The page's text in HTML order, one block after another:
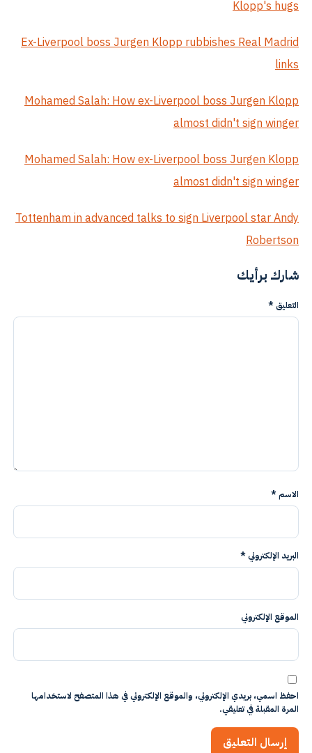
Klopp's hugs
Ex-Liverpool boss Jurgen Klopp rubbishes Real Madrid
links
Mohamed Salah: How ex-Liverpool boss Jurgen Klopp
almost didn't sign winger
Mohamed Salah: How ex-Liverpool boss Jurgen Klopp
almost didn't sign winger
Tottenham in advanced talks to sign Liverpool star Andy
Robertson
شارك برأيك
التعليق*
الاسم*
البريد الإلكتروني*
الموقع الإلكتروني
احفظ اسمي، بريدي الإلكتروني، والموقع الإلكتروني في هذا المتصفح لاستخدامها
المرة المقبلة في تعليقي.